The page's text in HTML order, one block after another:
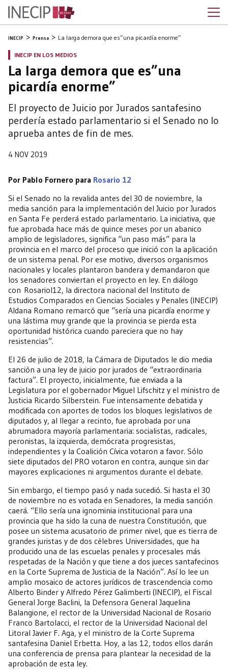
INECIP Prensa La larga demora que es”una picardía enorme”
INECIP EN LOS MEDIOS
La larga demora que es”una
picardía enorme”
El proyecto de Juicio por Jurados santafesino
perdería estado parlamentario si el Senado no lo
aprueba antes de fin de mes.
4 NOV 2019
Por Pablo Fornero para Rosario 12
Si el Senado no la revalida antes del 30 de noviembre, la
media sanción para la implementación del Juicio por Jurados
en Santa Fe perderá estado parlamentario. La iniciativa, que
fue aprobada hace más de quince meses por un abanico
amplio de legisladores, significa “un paso más” para la
provincia en el marco del proceso que inició con la aplicación
de un sistema penal. Por ese motivo, diversos organismos
nacionales y locales plantaron bandera y demandaron que
los senadores conviertan el proyecto en ley. En diálogo
con Rosariol12, la directora nacional del Instituto de
Estudios Comparados en Ciencias Sociales y Penales (INECIP)
Aldana Romano remarcó que “sería una picardía enorme y
una lástima muy grande que la provincia se pierda esta
oportunidad histórica cuando pareciera que no hay
resistencias”.
El 26 de julio de 2018, la Cámara de Diputados le dio media
sanción a una ley de juicio por jurados de “extraordinaria
factura”. El proyecto, inicialmente, fue enviada a la
Legislatura por el gobernador Miguel Lifschitz y el ministro de
Justicia Ricardo Silberstein. Fue intensamente debatida y
modificada con aportes de todos los bloques legislativos de
diputados y, al llegar a recinto, fue aprobada por una
abrumadora mayoría parlamentaria: socialistas, radicales,
peronistas, la izquierda, demócrata progresistas,
independientes y la Coalición Cívica votaron a favor. Sólo
siete diputados del PRO votaron en contra, aunque sin dar
mayores explicaciones ni argumentos durante el debate.
Sin embargo, el tiempo pasó y nada sucedió. Si hasta el 30
de noviembre no es votada en Senadores, la media sanción
caerá. “Ello sería una ignominia institucional para una
provincia que ha sido la cuna de nuestra Constitución, que
posee un sistema acusatorio de primer nivel, que es tierra de
grandes juristas y de dos célebres Universidades, que ha
producido una de las escuelas penales y procesales más
respetadas de la Nación y que tiene a dos jueces santafecinos
en la Corte Suprema de Justicia de la Nación”. Así lo lee un
amplio mosaico de actores jurídicos de trascendencia como
Alberto Binder y Alfredo Pérez Galimberti (INECIP), el Fiscal
General Jorge Baclini, la Defensora General Jaquelina
Balangione, el rector de la Universidad Nacional de Rosario
Franco Bartolacci, el rector de la Universidad Nacional del
Litoral Javier F. Aga, y el ministro de la Corte Suprema
santafesina Daniel Erbetta. Hoy, a las 12, todos ellos darán
una conferencia de prensa para plantear la necesidad de la
aprobación de esta ley.